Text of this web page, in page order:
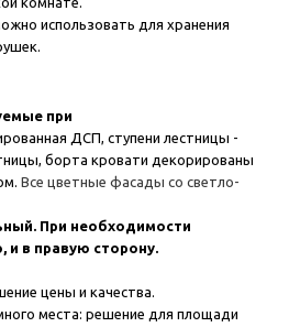
использовать для хранения
при
ДСП, ступени лестницы -
борта кровати декорированы
Все цветные фасады со светло-
При необходимости
и в правую сторону.
цены и качества.
места: решение для площади